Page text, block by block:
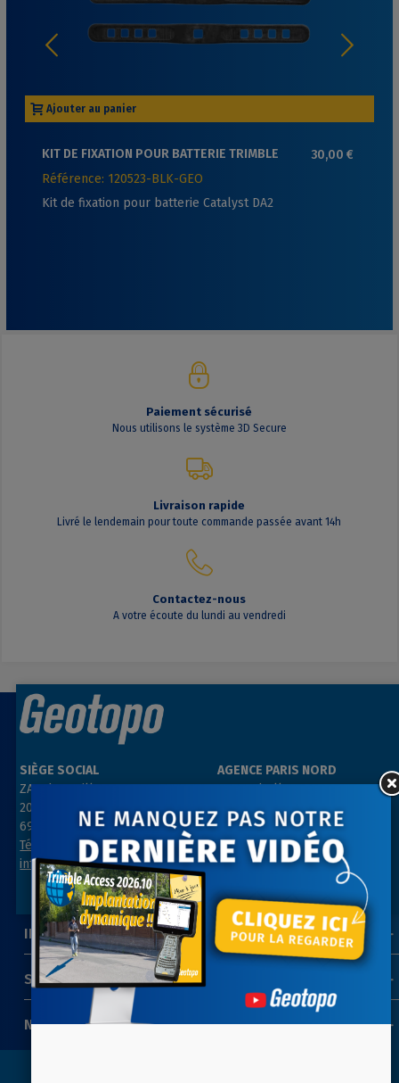
Ajouter au panier
KIT DE FIXATION POUR BATTERIE TRIMBLE
CATALYST DA2
30,00 €
Référence: 120523-BLK-GEO
Kit de fixation pour batterie Catalyst DA2
Paiement sécurisé
Nous utilisons le système 3D Secure
Livraison rapide
Livré le lendemain pour toute commande passée avant 14h
Contactez-nous
A votre écoute du lundi au vendredi
SIÈGE SOCIAL
ZAC des Grillons
208, rue de l’Ancienne Distillerie
69400 GLEIZÉ
Tél : 04 74 69 94 00
info@geotopo.fr
AGENCE PARIS NORD
ZA Les belles vues
3, rue des Prés
91290 ARPAJON
Tél : 01 64 55 11 80
contact@geotopo.fr
SUIVEZ-NOUS
INFORMATIONS
NEWSLETTER